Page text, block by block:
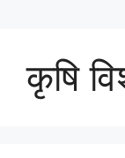
कृषि